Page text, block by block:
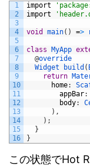
1
2
3
4
5
6
7
8
9
10
11
12
13
14
15
16
import
import
void main( ) =>
class MyApp
@override
Widget
build (
return
home:
appBar:
body:
) ,
) ;
}
}
この状態でHot